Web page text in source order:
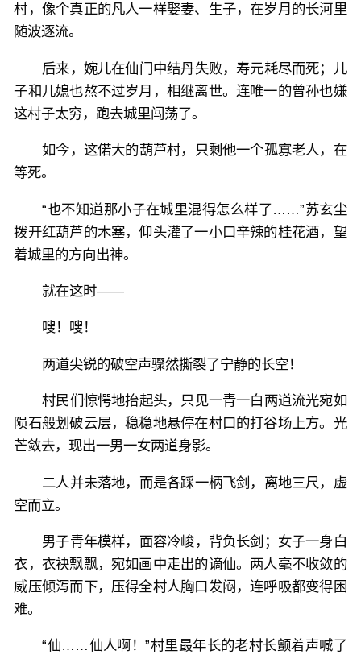
村，像个真正的凡人一样娶妻、生子，在岁月的长河里
随波逐流。
后来，婉儿在仙门中结丹失败，寿元耗尽而死；儿
子和儿媳也熬不过岁月，相继离世。连唯一的曾孙也嫌
这村子太穷，跑去城里闯荡了。
如今，这偌大的葫芦村，只剩他一个孤寡老人，在
等死。
“也不知道那小子在城里混得怎么样了……”苏玄尘
拨开红葫芦的木塞，仰头灌了一小口辛辣的桂花酒，望
着城里的方向出神。
就在这时——
嗖！嗖！
两道尖锐的破空声骤然撕裂了宁静的长空！
村民们惊愕地抬起头，只见一青一白两道流光宛如
陨石般划破云层，稳稳地悬停在村口的打谷场上方。光
芒敛去，现出一男一女两道身影。
二人并未落地，而是各踩一柄飞剑，离地三尺，虚
空而立。
男子青年模样，面容冷峻，背负长剑；女子一身白
衣，衣袂飘飘，宛如画中走出的谪仙。两人毫不收敛的
威压倾泻而下，压得全村人胸口发闷，连呼吸都变得困
难。
“仙……仙人啊！”村里最年长的老村长颤着声喊了